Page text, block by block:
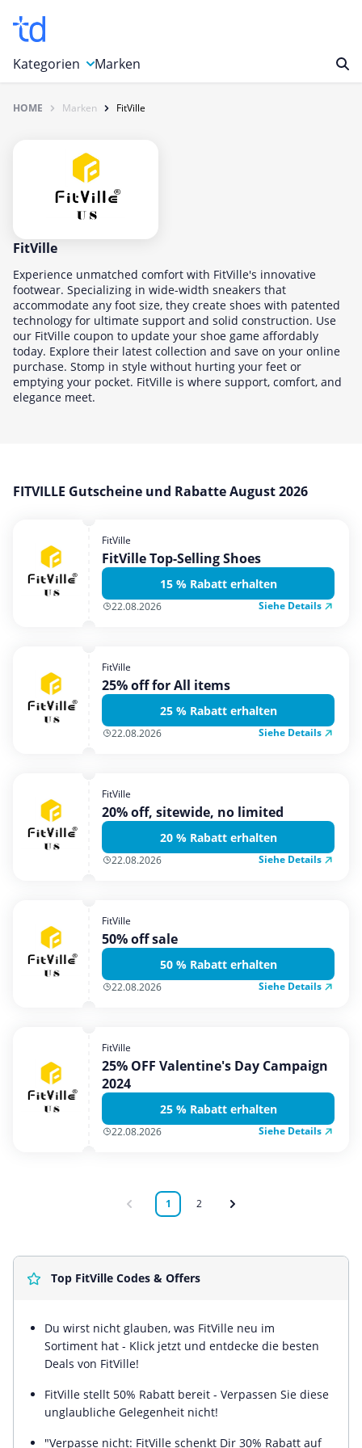
Kategorien
Auto, Motorrad & Werkzeuge
Bücher & Magazine
Computer & Elektronik
Entertainment & Media
Essen & Trinken
Foto, Druck & Büro
Gaming & Spielzeug
Garten, Haushalt & Tiere
Gesundheit & Beauty
Mobilfunk & Internet
Mode & Accessoires
Marken
HOME Marken FitVille
FitVille
Experience unmatched comfort with FitVille's innovative
footwear. Specializing in wide-width sneakers that
accommodate any foot size, they create shoes with patented
technology for ultimate support and solid construction. Use
our FitVille coupon to update your shoe game affordably
today. Explore their latest collection and save on your online
purchase. Stomp in style without hurting your feet or
emptying your pocket. FitVille is where support, comfort, and
elegance meet.
FITVILLE Gutscheine und Rabatte August 2026
FitVille
FitVille Top-Selling Shoes
15 % Rabatt erhalten
22.08.2026 Siehe Details
FitVille
25% off for All items
25 % Rabatt erhalten
22.08.2026 Siehe Details
FitVille
20% off, sitewide, no limited
20 % Rabatt erhalten
22.08.2026 Siehe Details
FitVille
50% off sale
50 % Rabatt erhalten
22.08.2026 Siehe Details
FitVille
25% OFF Valentine's Day Campaign
2024
25 % Rabatt erhalten
22.08.2026 Siehe Details
1 2
Top FitVille Codes & Offers
Du wirst nicht glauben, was FitVille neu im
Sortiment hat - Klick jetzt und entdecke die besten
Deals von FitVille!
FitVille stellt 50% Rabatt bereit - Verpassen Sie diese
unglaubliche Gelegenheit nicht!
"Verpasse nicht: FitVille schenkt Dir 30% Rabatt auf